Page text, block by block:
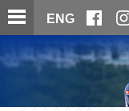
跳
至
內
ENG
内